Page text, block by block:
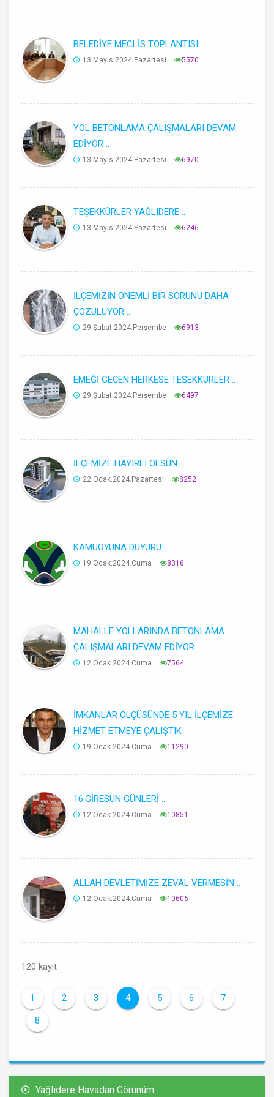
BELEDİYE MECLİS TOPLANTISI ..
13.Mayıs.2024.Pazartesi 5570
YOL BETONLAMA ÇALIŞMALARI DEVAM
EDİYOR ..
13.Mayıs.2024.Pazartesi 6970
TEŞEKKÜRLER YAĞLIDERE ..
13.Mayıs.2024.Pazartesi 6246
İLÇEMİZİN ÖNEMLİ BİR SORUNU DAHA
ÇÖZÜLÜYOR ..
29.Şubat.2024.Perşembe 6913
EMEĞİ GEÇEN HERKESE TEŞEKKÜRLER ..
29.Şubat.2024.Perşembe 6497
İLÇEMİZE HAYIRLI OLSUN ..
22.Ocak.2024.Pazartesi 8252
KAMUOYUNA DUYURU ..
19.Ocak.2024.Cuma 8316
MAHALLE YOLLARINDA BETONLAMA
ÇALIŞMALARI DEVAM EDİYOR ..
12.Ocak.2024.Cuma 7564
İMKANLAR ÖLÇÜSÜNDE 5 YIL İLÇEMİZE
HİZMET ETMEYE ÇALIŞTIK ..
19.Ocak.2024.Cuma 11290
16.GİRESUN GÜNLERİ ..
12.Ocak.2024.Cuma 10851
ALLAH DEVLETİMİZE ZEVAL VERMESİN ..
12.Ocak.2024.Cuma 10606
120 kayıt
1 2 3 4 5 6 7
8
Yağlıdere Havadan Görünüm